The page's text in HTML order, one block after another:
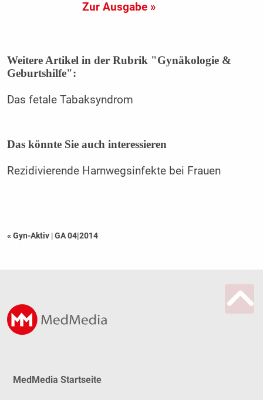
Zur Ausgabe »
Weitere Artikel in der Rubrik "Gynäkologie &
Geburtshilfe":
Das fetale Tabaksyndrom
Das könnte Sie auch interessieren
Rezidivierende Harnwegsinfekte bei Frauen
« Gyn-Aktiv |GA 04|2014
MedMedia Startseite